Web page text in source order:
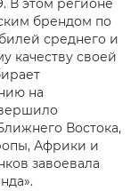
брендом по
среднего и
качеству своей
на
Востока,
Африки и
завоевала